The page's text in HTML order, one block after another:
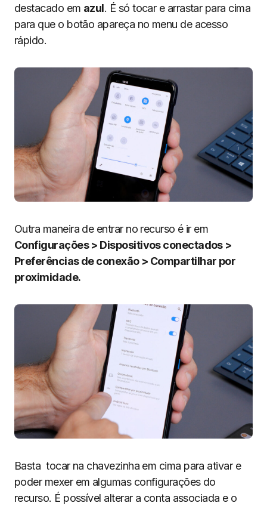
destacado em azul. É só tocar e arrastar para cima
para que o botão apareça no menu de acesso
rápido.
Outra maneira de entrar no recurso é ir em
Configurações > Dispositivos conectados >
Preferências de conexão > Compartilhar por
proximidade.
Basta tocar na chavezinha em cima para ativar e
poder mexer em algumas configurações do
recurso. É possível alterar a conta associada e o